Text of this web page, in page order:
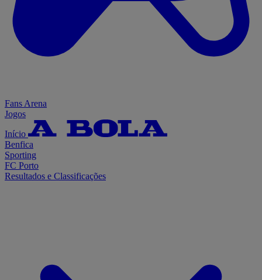
Fans Arena
Jogos
Início
Benfica
Sporting
FC Porto
Resultados e Classificações